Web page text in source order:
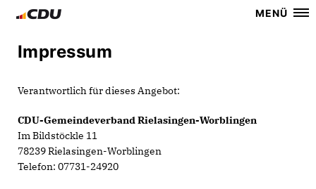
MENÜ
Impressum
Verantwortlich für dieses Angebot:
CDU-Gemeindeverband Rielasingen-Worblingen
Im Bildstöckle 11
78239 Rielasingen-Worblingen
Telefon: 07731-24920